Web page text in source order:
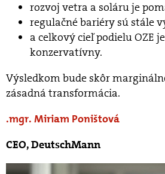
rozvoj vetra a soláru je
regulačné bariéry sú stále
a celkový cieľ podielu OZE
konzervatívny.
Výsledkom bude skôr
zásadná transformácia.
mgr. Miriam Poništová
CEO, DeutschMann